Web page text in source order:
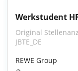
Werkstudent
Original
JBTE_DE
REWE Group